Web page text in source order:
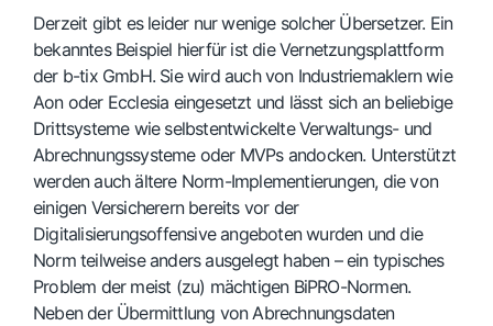
Derzeit gibt es leider nur wenige solcher Übersetzer. Ein
bekanntes Beispiel hierfür ist die Vernetzungsplattform
der b-tix GmbH. Sie wird auch von Industriemaklern wie
Aon oder Ecclesia eingesetzt und lässt sich an beliebige
Drittsysteme wie selbstentwickelte Verwaltungs- und
Abrechnungssysteme oder MVPs andocken. Unterstützt
werden auch ältere Norm-Implementierungen, die von
einigen Versicherern bereits vor der
Digitalisierungsoffensive angeboten wurden und die
Norm teilweise anders ausgelegt haben – ein typisches
Problem der meist (zu) mächtigen BiPRO-Normen.
Neben der Übermittlung von Abrechnungsdaten